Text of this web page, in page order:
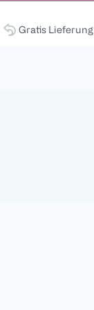
Gratis